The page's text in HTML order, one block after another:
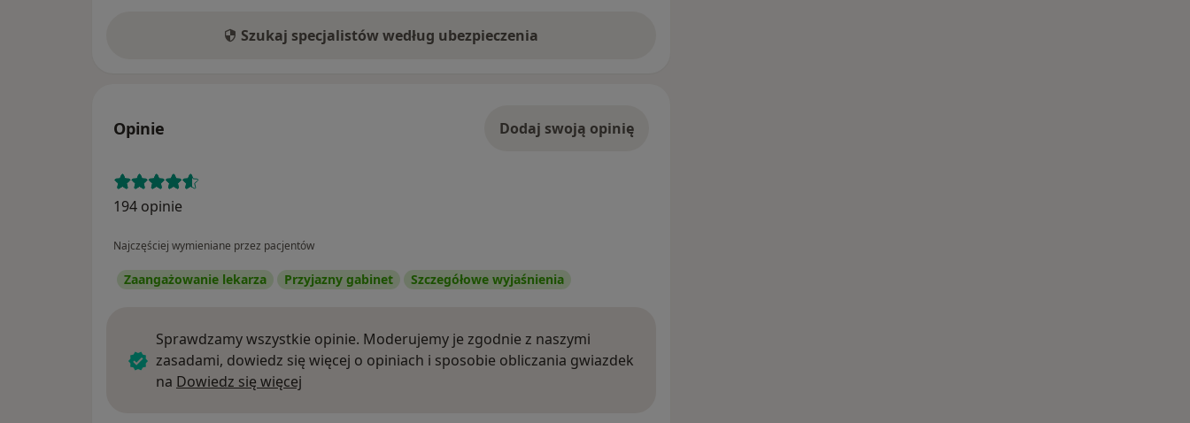
Szukaj specjalistów według ubezpieczenia
Opinie Dodaj swoją opinię
194 opinie
Najczęściej wymieniane przez pacjentów
Zaangażowanie lekarza Przyjazny gabinet Szczegółowe wyjaśnienia
Sprawdzamy wszystkie opinie. Moderujemy je zgodnie z naszymi
zasadami, dowiedz się więcej o opiniach i sposobie obliczania gwiazdek
na Dowiedz się więcej